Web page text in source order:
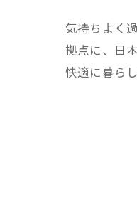
気持ちよく
拠点に、日
快適に暮ら